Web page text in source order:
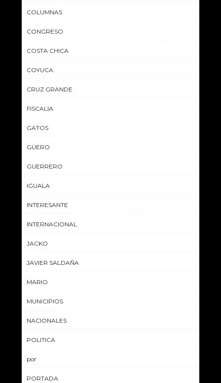
COLUMNAS
CONGRESO
COSTA CHICA
COYUCA
CRUZ GRANDE
FISCALIA
GATOS
GÜERO
GUERRERO
IGUALA
INTERESANTE
INTERNACIONAL
JACKO
JAVIER SALDAÑA
MARIO
MUNICIPIOS
NACIONALES
POLITICA
por
PORTADA